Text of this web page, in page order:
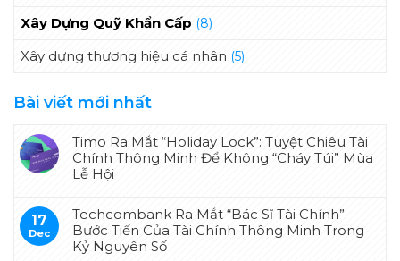
Xây Dựng Quỹ Khẩn Cấp (8)
Xây dựng thương hiệu cá nhân (5)
Bài viết mới nhất
Timo Ra Mắt “Holiday Lock”: Tuyệt Chiêu Tài
Chính Thông Minh Để Không “Cháy Túi” Mùa
Lễ Hội
17
Dec
Techcombank Ra Mắt “Bác Sĩ Tài Chính”:
Bước Tiến Của Tài Chính Thông Minh Trong
Kỷ Nguyên Số